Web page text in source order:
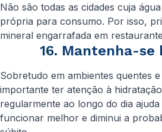
Não são todas as cidades cuja
própria para consumo. Por isso,
mineral engarrafada em
16. Mantenha-se
Sobretudo em ambientes quentes
importante ter atenção à
regularmente ao longo do dia
funcionar melhor e diminui a